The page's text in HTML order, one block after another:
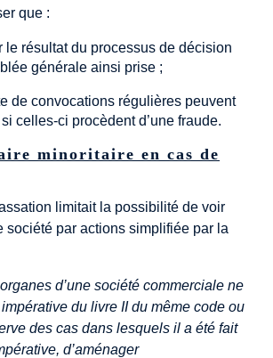
que :
le résultat du processus de décision
générale ainsi prise ;
de convocations régulières peuvent
celles-ci procèdent d’une fraude.
minoritaire en cas de
limitait la possibilité de voir
société par actions simplifiée par la
d’une société commerciale ne
du livre II du même code ou
des cas dans lesquels il a été fait
d’aménager